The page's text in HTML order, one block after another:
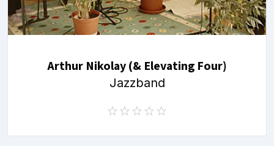
Arthur Nikolay (& Elevating Four)
Jazzband